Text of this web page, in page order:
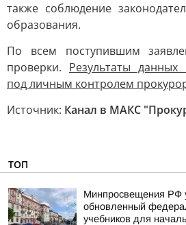
также соблюдение
образования.
По всем поступившим
проверки. Результаты данных
под личным контролем
Источник: Канал в МАКС
ТОП
Минпросвещения РФ
обновленный
учебников для